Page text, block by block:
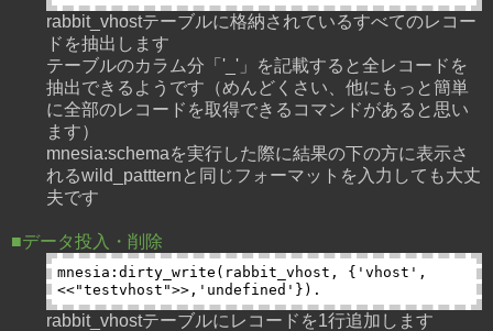
rabbit_vhostテーブルに格納されているすべてのレコー
ドを抽出します
テーブルのカラム分「'_'」を記載すると全レコードを
抽出できるようです（めんどくさい、他にもっと簡単
に全部のレコードを取得できるコマンドがあると思い
ます）
mnesia:schemaを実行した際に結果の下の方に表示さ
れるwild_pattternと同じフォーマットを入力しても大丈
夫です
■データ投入・削除
mnesia:dirty_write(rabbit_vhost, {'vhost',
rabbit_vhostテーブルにレコードを1行追加します